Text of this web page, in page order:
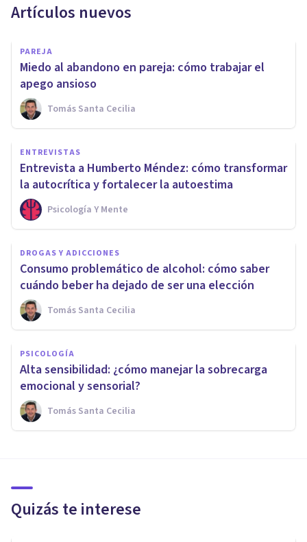
Artículos nuevos
PAREJA
Miedo al abandono en pareja: cómo trabajar el
apego ansioso
Tomás Santa Cecilia
ENTREVISTAS
Entrevista a Humberto Méndez: cómo transformar
la autocrítica y fortalecer la autoestima
Psicología Y Mente
DROGAS Y ADICCIONES
Consumo problemático de alcohol: cómo saber
cuándo beber ha dejado de ser una elección
Tomás Santa Cecilia
PSICOLOGÍA
Alta sensibilidad: ¿cómo manejar la sobrecarga
emocional y sensorial?
Tomás Santa Cecilia
Quizás te interese